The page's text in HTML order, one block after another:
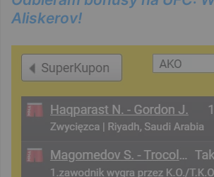
Aliskerov!